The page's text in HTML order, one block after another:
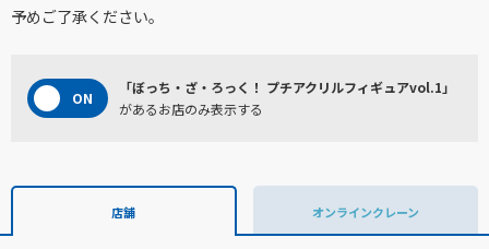
予めご了承ください。
「ぼっち・ざ・ろっく！ プチアクリルフィギュアvol.1」
があるお店のみ表示する
店舗 オンラインクレーン